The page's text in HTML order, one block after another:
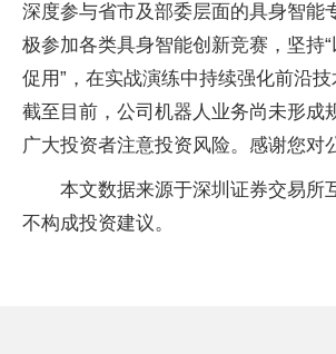
深度参与省市及部委层面的具身智能
极参加各类具身智能创新竞赛，坚持
促用”，在实战演练中持续强化前沿技
截至目前，公司机器人业务尚未形成
广大投资者注意投资风险。感谢您对
本文数据来源于深圳证券交易所
不构成投资建议。